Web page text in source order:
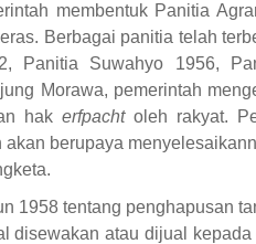
membentuk Panitia
Berbagai panitia telah
Panitia Suwahyo 1956,
Morawa, pemerintah
hak erfpachtoleh rakyat.
berupaya
1958 tentang penghapusan
disewakan atau dijual